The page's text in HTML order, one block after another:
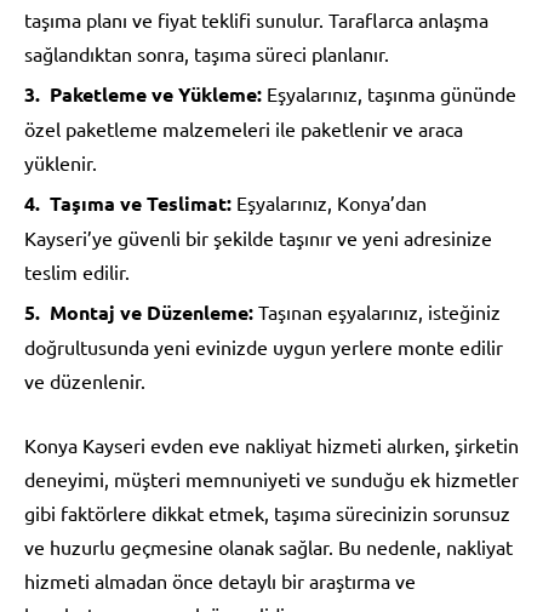
taşıma planı ve fiyat teklifi sunulur. Taraflarca anlaşma
sağlandıktan sonra, taşıma süreci planlanır.
Paketleme ve Yükleme: Eşyalarınız, taşınma gününde
özel paketleme malzemeleri ile paketlenir ve araca
yüklenir.
Taşıma ve Teslimat: Eşyalarınız, Konya’dan
Kayseri’ye güvenli bir şekilde taşınır ve yeni adresinize
teslim edilir.
Montaj ve Düzenleme: Taşınan eşyalarınız, isteğiniz
doğrultusunda yeni evinizde uygun yerlere monte edilir
ve düzenlenir.
Konya Kayseri evden eve nakliyat hizmeti alırken, şirketin
deneyimi, müşteri memnuniyeti ve sunduğu ek hizmetler
gibi faktörlere dikkat etmek, taşıma sürecinizin sorunsuz
ve huzurlu geçmesine olanak sağlar. Bu nedenle, nakliyat
hizmeti almadan önce detaylı bir araştırma ve